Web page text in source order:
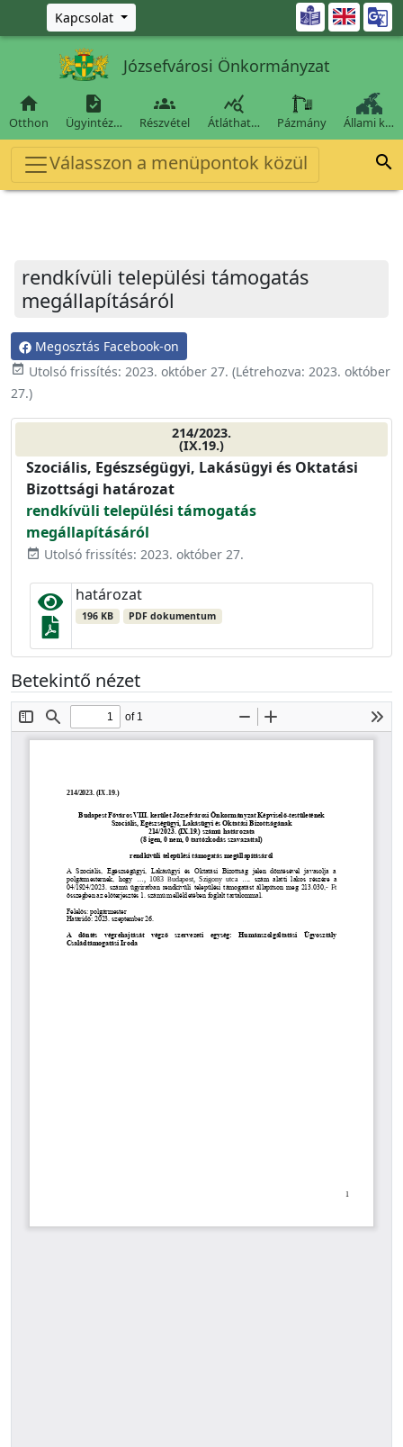
Ugrás a fő tartalomra
Kapcsolat 
Józsefvárosi Önkormányzat

Otthon

Ügyintéz…

Részvétel

Átláthat… Pázmány Állami k…
Válasszon a menüpontok közül 
rendkívüli települési támogatás
megállapításáról
Megosztás Facebook-on
event_available Utolsó frissítés: 2023. október 27. (Létrehozva: 2023. október
27.)
214/2023.
(IX.19.)
Szociális, Egészségügyi, Lakásügyi és Oktatási
Bizottsági határozat
rendkívüli települési támogatás
megállapításáról
event_available Utolsó frissítés: 2023. október 27.
határozat
196 KB PDF dokumentum
Betekintő nézet